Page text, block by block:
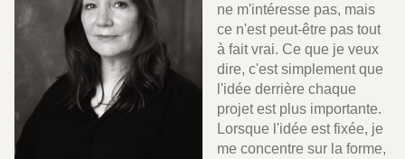
ne m'intéresse pas, mais
ce n'est peut-être pas tout
à fait vrai. Ce que je veux
dire, c'est simplement que
l'idée derrière chaque
projet est plus importante.
Lorsque l'idée est fixée, je
me concentre sur la forme,